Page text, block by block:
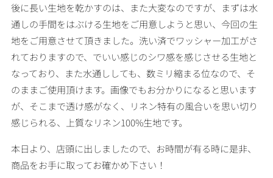
後に長い生地を乾かすのは、また大変なのですが、まずは水
通しの手間をはぶける生地をご用意しようと思い、今回の生
地をご用意させて頂きました。洗い済でワッシャー加工がさ
れておりますので、でいい感じのシワ感を感じさせる生地と
なっており、また水通ししても、数ミリ縮まる位なので、そ
のままご使用頂けます。画像でもお分かりになると思います
が、そこまで透け感がなく、リネン特有の風合いを思い切り
感じられる、上質なリネン100%生地です。
本日より、店頭に出しましたので、お時間が有る時に是非、
商品をお手に取ってお確かめ下さい！